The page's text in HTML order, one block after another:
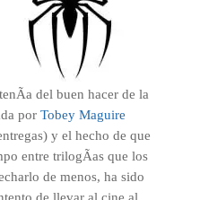
del buen hacer de la
por Tobey Maguire
y el hecho de que
entre trilogÃ­as que los
de menos, ha sido